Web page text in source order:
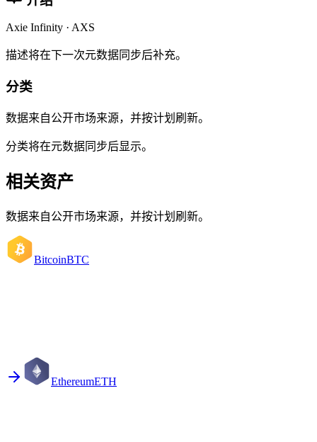
Axie Infinity · AXS
描述将在下一次元数据同步后补充。
分类
数据来自公开市场来源，并按计划刷新。
分类将在元数据同步后显示。
相关资产
数据来自公开市场来源，并按计划刷新。
BitcoinBTC
EthereumETH